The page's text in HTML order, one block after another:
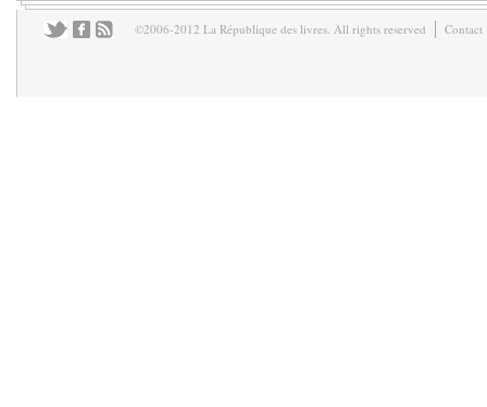
©2006-2012 La République des livres. All rights reserved Contact